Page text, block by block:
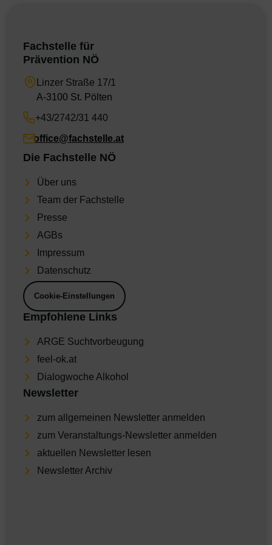
Fachstelle für
Prävention NÖ
Linzer Straße 17/1
A-3100 St. Pölten
+43/2742/31 440
office@fachstelle.at
Die Fachstelle NÖ
Über uns
Team der Fachstelle
Presse
AGBs
Impres­sum
Daten­schutz
Cookie-Einstellungen
Empfohlene Links
ARGE Suchtvorbeugung
feel-ok.at
Dia­log­wo­che Alkohol
Newsletter
zum allgemeinen Newsletter anmelden
zum Veranstaltungs-Newsletter anmelden
aktu­el­len Newsletter lesen
Newsletter Archiv